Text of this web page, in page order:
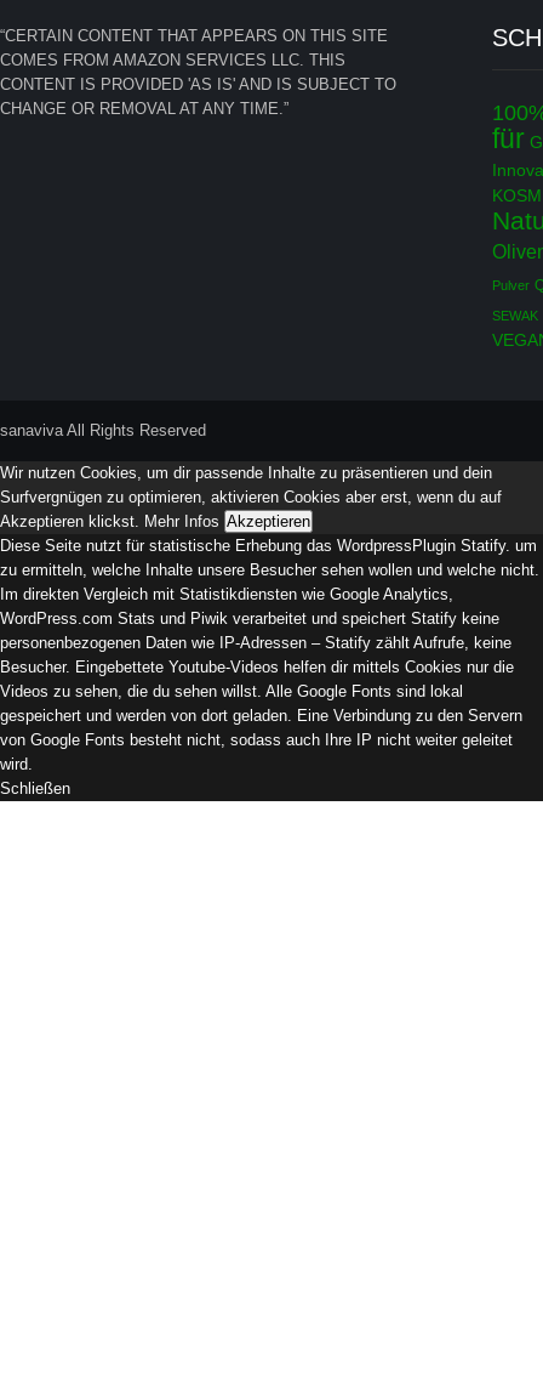
“CERTAIN CONTENT THAT APPEARS ON THIS SITE
COMES FROM AMAZON SERVICES LLC. THIS
CONTENT IS PROVIDED 'AS IS' AND IS SUBJECT TO
CHANGE OR REMOVAL AT ANY TIME.”
für
Pulver
SEWAK
sanaviva All Rights Reserved
Wir nutzen Cookies, um dir passende Inhalte zu präsentieren und dein
Surfvergnügen zu optimieren, aktivieren Cookies aber erst, wenn du auf
Akzeptieren klickst. Mehr Infos Akzeptieren
Diese Seite nutzt für statistische Erhebung das WordpressPlugin Statify. um
zu ermitteln, welche Inhalte unsere Besucher sehen wollen und welche nicht.
Im direkten Vergleich mit Statistikdiensten wie Google Analytics,
WordPress.com Stats und Piwik verarbeitet und speichert Statify keine
personenbezogenen Daten wie IP-Adressen – Statify zählt Aufrufe, keine
Besucher. Eingebettete Youtube-Videos helfen dir mittels Cookies nur die
Videos zu sehen, die du sehen willst. Alle Google Fonts sind lokal
gespeichert und werden von dort geladen. Eine Verbindung zu den Servern
von Google Fonts besteht nicht, sodass auch Ihre IP nicht weiter geleitet
wird.
Schließen